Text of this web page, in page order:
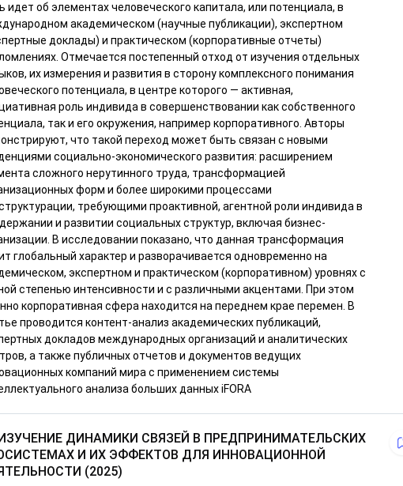
идет об элементах человеческого капитала, или потенциала, в
академическом (научные публикации), экспертном
доклады) и практическом (корпоративные отчеты)
Отмечается постепенный отход от изучения отдельных
их измерения и развития в сторону комплексного понимания
потенциала, в центре которого — активная,
роль индивида в совершенствовании как собственного
так и его окружения, например корпоративного. Авторы
что такой переход может быть связан с новыми
социально-экономического развития: расширением
сложного нерутинного труда, трансформацией
форм и более широкими процессами
требующими проактивной, агентной роли индивида в
и развитии социальных структур, включая бизнес-
В исследовании показано, что данная трансформация
глобальный характер и разворачивается одновременно на
экспертном и практическом (корпоративном) уровнях с
степенью интенсивности и с различными акцентами. При этом
корпоративная сфера находится на переднем крае перемен. В
проводится контент-анализ академических публикаций,
докладов международных организаций и аналитических
а также публичных отчетов и документов ведущих
компаний мира с применением системы
анализа больших данных iFORA
ДИНАМИКИ СВЯЗЕЙ В ПРЕДПРИНИМАТЕЛЬСКИХ
И ИХ ЭФФЕКТОВ ДЛЯ ИННОВАЦИОННОЙ
(2025)